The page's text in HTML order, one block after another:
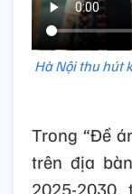
Hà Nội thu hút
Trong “Đề
trên địa
2025-2030,